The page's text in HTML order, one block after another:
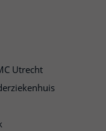
Utrecht